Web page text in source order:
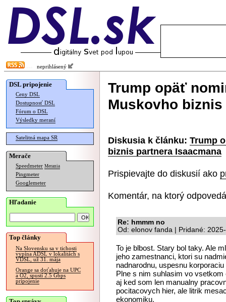
neprihlásený
DSL pripojenie
Ceny DSL
Dostupnosť DSL
Fórum o DSL
Výsledky meraní
Satelitná mapa SR
Merače
Speedmeter Merania
Pingmeter
Googlemeter
Hľadanie
Top články
Na Slovensku sa v tichosti
vypína ADSL v lokalitách s
VDSL, už 31. mája
Orange sa doťahuje na UPC
a O2, spustí 2.5 Gbps
pripojenie
Trump opäť
Muskovho
Diskusia k článku: Trump
biznis partnera Isaacmana
Prispievajte do diskusií ako
Komentár, na ktorý
Re: hmmm no
Od: elonov fanda | Pridané:
To je blbost. Stary bol taky. Ale
jeho zamestnanci, ktori su
nadnarodnu, uspesnu
Plne s nim suhlasim vo
aj ked som len manualny
pocitacovych hier, ale litrik
ekonomiku.